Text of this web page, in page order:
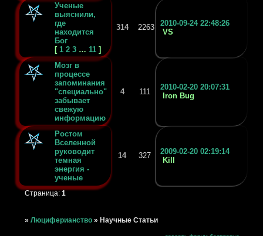
Ученые
выяснили,
где
находится
Бог
[ 1 2 3 … 11 ]
314 2263
2010-09-24 22:48:26
VS
Мозг в
процессе
запоминания
"специально"
забывает
свежую
информацию
4 111
2010-02-20 20:07:31
Iron Bug
Ростом
Вселенной
руководит
темная
энергия -
ученые
14 327
2009-02-20 02:19:14
Kill
Страница: 1
» Люциферианство » Научные Статьи